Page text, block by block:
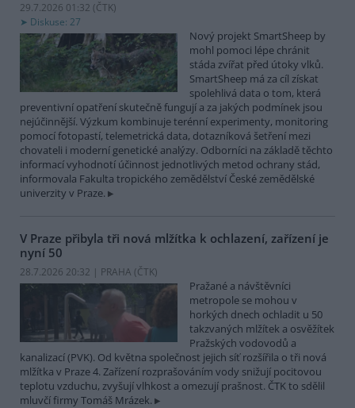
29.7.2026 01:32 (ČTK)
Diskuse: 27
Nový projekt SmartSheep by
mohl pomoci lépe chránit
stáda zvířat před útoky vlků.
SmartSheep má za cíl získat
spolehlivá data o tom, která
preventivní opatření skutečně fungují a za jakých podmínek jsou
nejúčinnější. Výzkum kombinuje terénní experimenty, monitoring
pomocí fotopastí, telemetrická data, dotazníková šetření mezi
chovateli i moderní genetické analýzy. Odborníci na základě těchto
informací vyhodnotí účinnost jednotlivých metod ochrany stád,
informovala Fakulta tropického zemědělství České zemědělské
univerzity v Praze.
V Praze přibyla tři nová mlžítka k ochlazení, zařízení je
nyní 50
28.7.2026 20:32 | PRAHA (ČTK)
Pražané a návštěvníci
metropole se mohou v
horkých dnech ochladit u 50
takzvaných mlžítek a osvěžítek
Pražských vodovodů a
kanalizací (PVK). Od května společnost jejich síť rozšířila o tři nová
mlžítka v Praze 4. Zařízení rozprašováním vody snižují pocitovou
teplotu vzduchu, zvyšují vlhkost a omezují prašnost. ČTK to sdělil
mluvčí firmy Tomáš Mrázek.